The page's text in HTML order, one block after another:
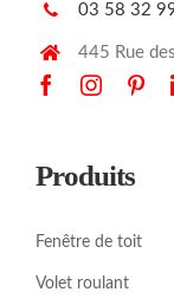
03 58 32
445 Rue
Produits
Fenêtre de toit
Volet roulant